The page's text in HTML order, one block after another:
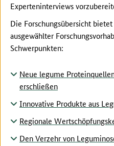
Experteninterviews
Die Forschungsübersicht
ausgewählter
Schwerpunkten:
Neue legume
erschließen
Innovative Produkte aus
Regionale
Den Verzehr von